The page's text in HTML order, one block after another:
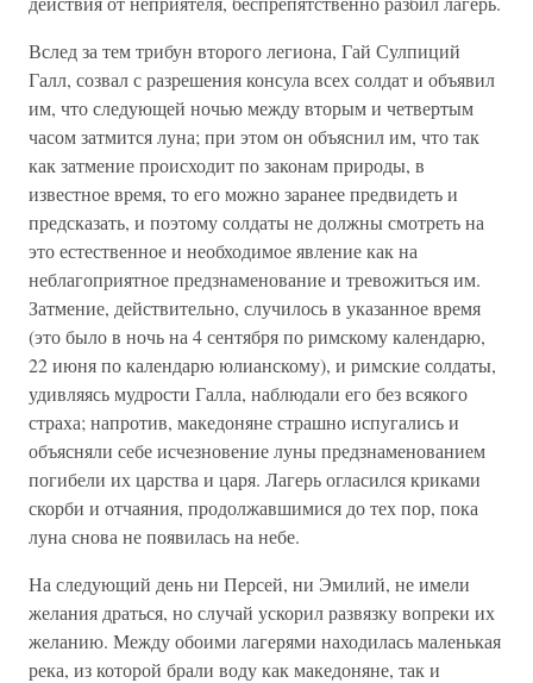
Вслед за тем трибун второго легиона, Гай Сулпиций
Галл, созвал с разрешения консула всех солдат и объявил
им, что следующей ночью между вторым и четвертым
часом затмится луна; при этом он объяснил им, что так
как затмение происходит по законам природы, в
известное время, то его можно заранее предвидеть и
предсказать, и поэтому солдаты не должны смотреть на
это естественное и необходимое явление как на
неблагоприятное предзнаменование и тревожиться им.
Затмение, действительно, случилось в указанное время
(это было в ночь на 4 сентября по римскому календарю,
22 июня по календарю юлианскому), и римские солдаты,
удивляясь мудрости Галла, наблюдали его без всякого
страха; напротив, македоняне страшно испугались и
объясняли себе исчезновение луны предзнаменованием
погибели их царства и царя. Лагерь огласился криками
скорби и отчаяния, продолжавшимися до тех пор, пока
луна снова не появилась на небе.
На следующий день ни Персей, ни Эмилий, не имели
желания драться, но случай ускорил развязку вопреки их
желанию. Между обоими лагерями находилась маленькая
река, из которой брали воду как македоняне, так и